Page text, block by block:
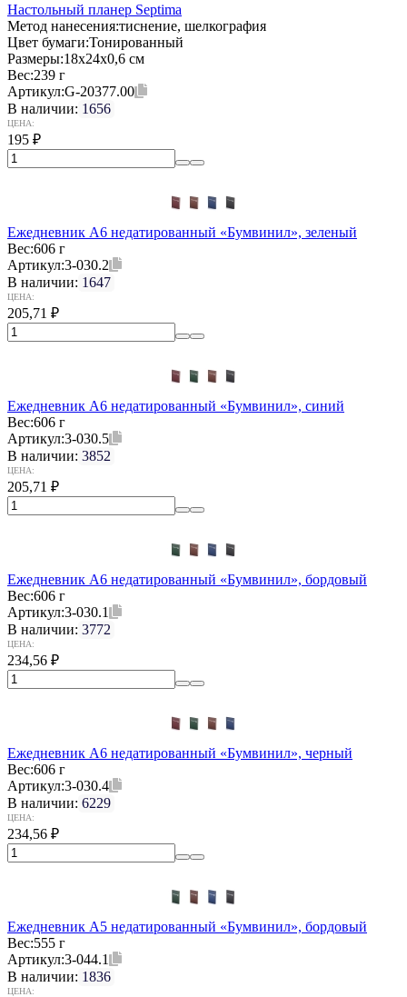
Настольный планер Septima
Метод нанесения:тиснение, шелкография
Цвет бумаги:Тонированный
Размеры:18х24х0,6 см
Вес:239 г
Артикул:G-20377.00
В наличии: 1656
ЦЕНА:
195 ₽
Ежедневник А6 недатированный «Бумвинил», зеленый
Вес:606 г
Артикул:3-030.2
В наличии: 1647
ЦЕНА:
205,71 ₽
Ежедневник А6 недатированный «Бумвинил», синий
Вес:606 г
Артикул:3-030.5
В наличии: 3852
ЦЕНА:
205,71 ₽
Ежедневник А6 недатированный «Бумвинил», бордовый
Вес:606 г
Артикул:3-030.1
В наличии: 3772
ЦЕНА:
234,56 ₽
Ежедневник А6 недатированный «Бумвинил», черный
Вес:606 г
Артикул:3-030.4
В наличии: 6229
ЦЕНА:
234,56 ₽
Ежедневник А5 недатированный «Бумвинил», бордовый
Вес:555 г
Артикул:3-044.1
В наличии: 1836
ЦЕНА: